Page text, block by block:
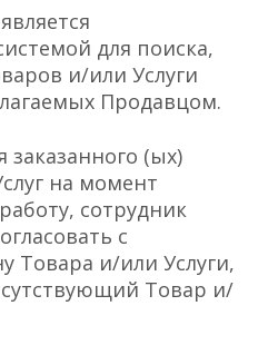
для поиска,
и/или Услуги
Продавцом.
заказанного (ых)
на момент
сотрудник
с
Товара и/или Услуги,
Товар и/